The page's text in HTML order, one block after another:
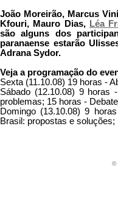
João Moreirão, Marcus
Kfouri, Mauro Dias, Léa
são alguns dos
paranaense estarão
Adrana Sydor.
Veja a programação do
Sexta (11.10.08) 19 horas -
Sábado (12.10.08) 9 horas
problemas; 15 horas -
Domingo (13.10.08) 9
Brasil: propostas e
©